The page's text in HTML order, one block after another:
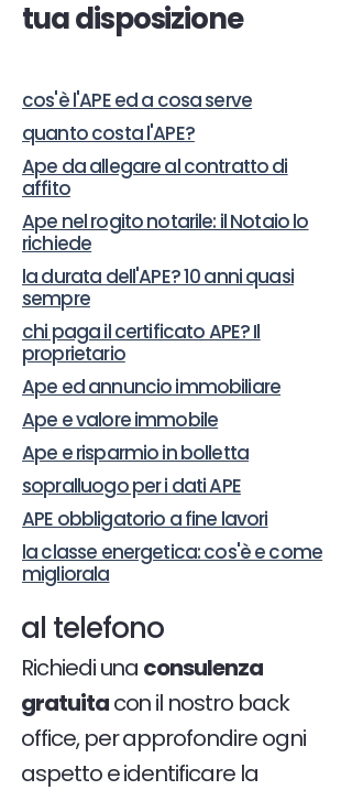
tua disposizione
cos'è l'APE ed a cosa serve
quanto costa l'APE?
Ape da allegare al contratto di
affito
Ape nel rogito notarile: il Notaio lo
richiede
la durata dell'APE? 10 anni quasi
sempre
chi paga il certificato APE? Il
proprietario
Ape ed annuncio immobiliare
Ape e valore immobile
Ape e risparmio in bolletta
sopralluogo per i dati APE
APE obbligatorio a fine lavori
la classe energetica: cos'è e come
migliorala
al telefono
Richiedi una consulenza
gratuitacon il nostro back
office, per approfondire ogni
aspetto e identificare la